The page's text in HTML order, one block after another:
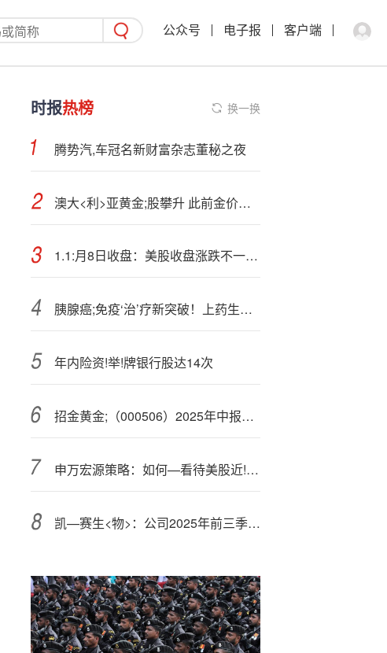
公众号 电子报 客户端
时报热榜 换一换
腾势汽,车冠名新财富杂志董秘之夜
澳大<利>亚黄金;股攀升 此前金价刷新历史纪录
1.1:月8日收盘：美股收盘涨跌不一，三大股指本周均录得跌幅
胰腺癌;免疫‘治’疗新突破！上药生物治疗研究成果获登国际期刊JECCR
年内险资!举!牌银行股达14次
招金黄金;（000506）2025年中报简析：营收净利润同比双双增长，盈利能力上升
申万宏源策略：如何—看待美股近!期波动加剧？
凯—赛生<物>：公司2025年前三季度营业收入25.45亿元，同比增长14.90%